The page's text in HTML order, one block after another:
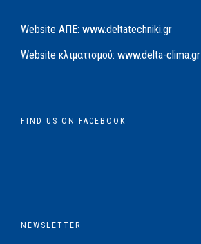
Website AΠΕ: www.deltatechniki.gr
Website κλιματισμού: www.delta-clima.gr
FIND US ON FACEBOOK
NEWSLETTER